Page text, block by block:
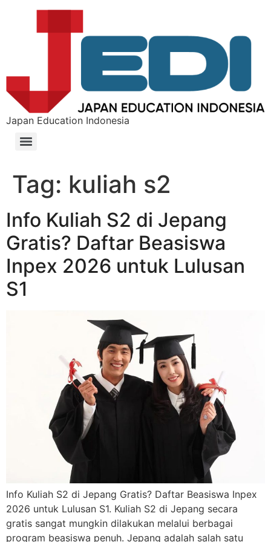
Japan Education Indonesia
Tag: kuliah s2
Info Kuliah S2 di Jepang
Gratis? Daftar Beasiswa
Inpex 2026 untuk Lulusan
S1
Info Kuliah S2 di Jepang Gratis? Daftar Beasiswa Inpex
2026 untuk Lulusan S1. Kuliah S2 di Jepang secara
gratis sangat mungkin dilakukan melalui berbagai
program beasiswa penuh. Jepang adalah salah satu